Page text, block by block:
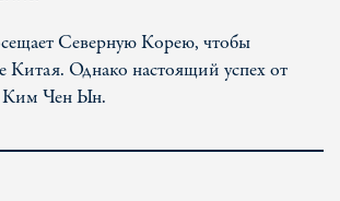
Северную Корею, чтобы
Китая. Однако настоящий успех от
Ким Чен Ын.